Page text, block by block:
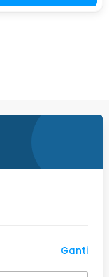
Ganti